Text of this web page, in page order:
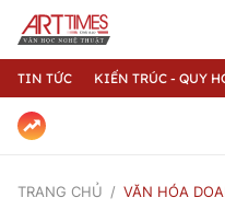
TIN TỨC KIẾN TRÚC - QUY
TRANG CHỦ VĂN HÓA